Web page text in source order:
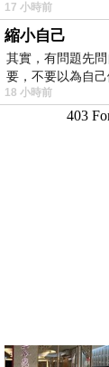
出現
17 小時前
縮小自己
其實，有問題先
要，不要以為自
18 小時前